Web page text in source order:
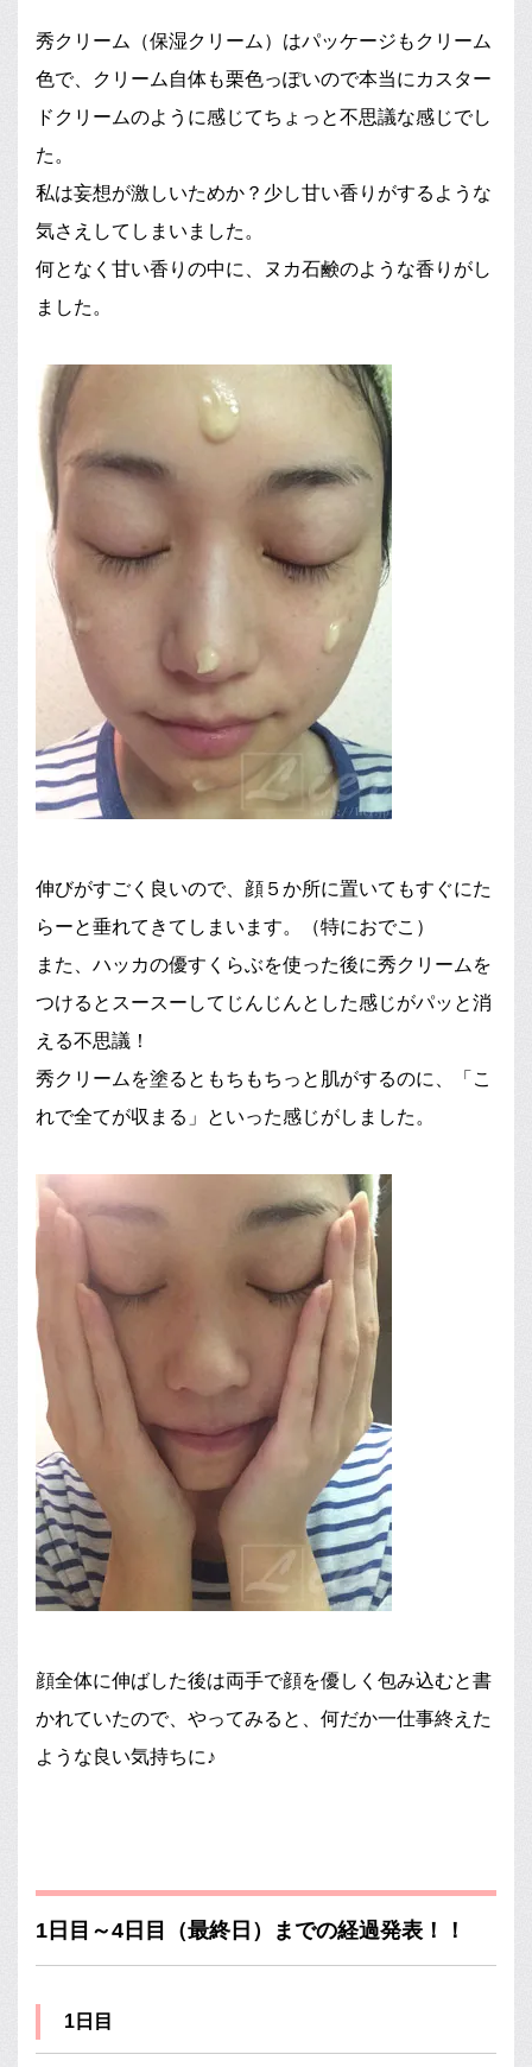
秀クリーム（保湿クリーム）はパッケージもクリーム
色で、クリーム自体も栗色っぽいので本当にカスター
ドクリームのように感じてちょっと不思議な感じでし
た。
私は妄想が激しいためか？少し甘い香りがするような
気さえしてしまいました。
何となく甘い香りの中に、ヌカ石鹸のような香りがし
ました。
伸びがすごく良いので、顔５か所に置いてもすぐにた
らーと垂れてきてしまいます。（特におでこ）
また、ハッカの優すくらぶを使った後に秀クリームを
つけるとスースーしてじんじんとした感じがパッと消
える不思議！
秀クリームを塗るともちもちっと肌がするのに、「こ
れで全てが収まる」といった感じがしました。
顔全体に伸ばした後は両手で顔を優しく包み込むと書
かれていたので、やってみると、何だか一仕事終えた
ような良い気持ちに♪
1日目～4日目（最終日）までの経過発表！！
1日目